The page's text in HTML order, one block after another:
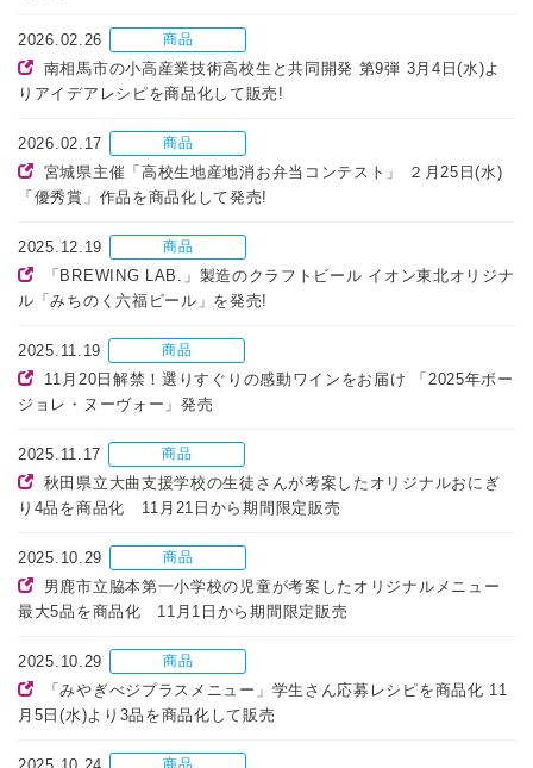
2026.02.26 商品
南相馬市の小高産業技術高校生と共同開発 第9弾 3月4日(水)よ
りアイデアレシピを商品化して販売!
2026.02.17 商品
宮城県主催「高校生地産地消お弁当コンテスト」 ２月25日(水)
「優秀賞」作品を商品化して発売!
2025.12.19 商品
「BREWING LAB.」製造のクラフトビール イオン東北オリジナ
ル「みちのく六福ビール」を発売!
2025.11.19 商品
11月20日解禁！選りすぐりの感動ワインをお届け 「2025年ボー
ジョレ・ヌーヴォー」発売
2025.11.17 商品
秋田県立大曲支援学校の生徒さんが考案したオリジナルおにぎ
り4品を商品化 11月21日から期間限定販売
2025.10.29 商品
男鹿市立脇本第一小学校の児童が考案したオリジナルメニュー
最大5品を商品化 11月1日から期間限定販売
2025.10.29 商品
「みやぎべジプラスメニュー」学生さん応募レシピを商品化 11
月5日(水)より3品を商品化して販売
商品